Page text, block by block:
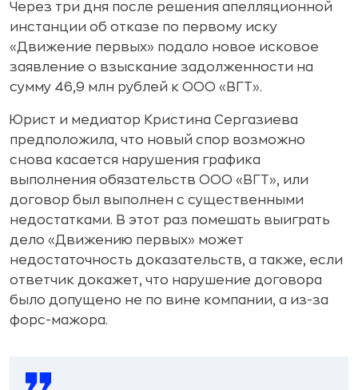
Через три дня после решения апелляционной
инстанции об отказе по первому иску
«Движение первых» подало новое исковое
заявление о взыскание задолженности на
сумму 46,9 млн рублей к ООО «ВГТ».
Юрист и медиатор Кристина Сергазиева
предположила, что новый спор возможно
снова касается нарушения графика
выполнения обязательств ООО «ВГТ», или
договор был выполнен с существенными
недостатками. В этот раз помешать выиграть
дело «Движению первых» может
недостаточность доказательств, а также, если
ответчик докажет, что нарушение договора
было допущено не по вине компании, а из-за
форс-мажора.